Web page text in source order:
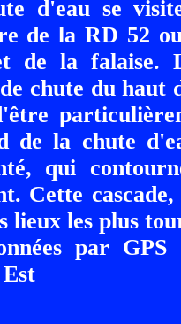
d'eau se
de la RD 52
de la falaise.
chute du haut
de la chute
qui
Cette
lieux les plus
par